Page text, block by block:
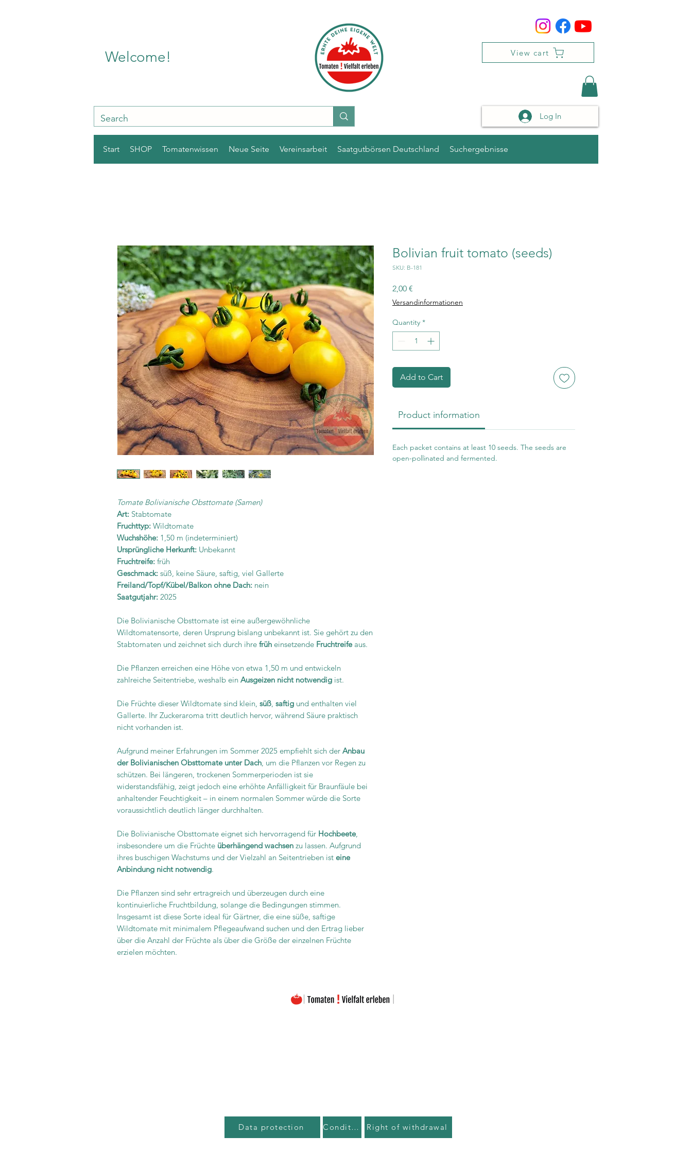
Welcome! View cart
Log In
Start SHOP Tomatenwissen Neue Seite Vereinsarbeit Saatgutbörsen Deutschland Suchergebnisse
Tomate Bolivianische Obsttomate (Samen)
Art: Stabtomate
Fruchttyp: Wildtomate
Wuchshöhe: 1,50 m (indeterminiert)
Ursprüngliche Herkunft: Unbekannt
Fruchtreife: früh
Geschmack: süß, keine Säure, saftig, viel Gallerte
Freiland/Topf/Kübel/Balkon ohne Dach: nein
Saatgutjahr: 2025
Die Bolivianische Obsttomate ist eine außergewöhnliche
Wildtomatensorte, deren Ursprung bislang unbekannt ist. Sie gehört zu den
Stabtomaten und zeichnet sich durch ihre früh einsetzende Fruchtreife aus.
Die Pflanzen erreichen eine Höhe von etwa 1,50 m und entwickeln
zahlreiche Seitentriebe, weshalb ein Ausgeizen nicht notwendig ist.
Die Früchte dieser Wildtomate sind klein, süß saftig und enthalten viel
Gallerte. Ihr Zuckeraroma tritt deutlich hervor, während Säure praktisch
nicht vorhanden ist.
Aufgrund meiner Erfahrungen im Sommer 2025 empfiehlt sich der Anbau
der Bolivianischen Obsttomate unter Dach , um die Pflanzen vor Regen zu
schützen. Bei längeren, trockenen Sommerperioden ist sie
widerstandsfähig, zeigt jedoch eine erhöhte Anfälligkeit für Braunfäule bei
anhaltender Feuchtigkeit – in einem normalen Sommer würde die Sorte
voraussichtlich deutlich länger durchhalten.
Die Bolivianische Obsttomate eignet sich hervorragend für Hochbeete,
insbesondere um die Früchte überhängend wachsen zu lassen. Aufgrund
ihres buschigen Wachstums und der Vielzahl an Seitentrieben ist eine
Anbindung nicht notwendig.
Die Pflanzen sind sehr ertragreich und überzeugen durch eine
kontinuierliche Fruchtbildung, solange die Bedingungen stimmen.
Insgesamt ist diese Sorte ideal für Gärtner, die eine süße, saftige
Wildtomate mit minimalem Pflegeaufwand suchen und den Ertrag lieber
über die Anzahl der Früchte als über die Größe der einzelnen Früchte
erzielen möchten.
Bolivian fruit tomato (seeds)
SKU: B-181
2,00 €
Versandinformationen
Quantity *
Add to Cart
Product information
Each packet contains at least 10 seeds. The seeds are
open-pollinated and fermented.
Data protection Conditions Right of withdrawal